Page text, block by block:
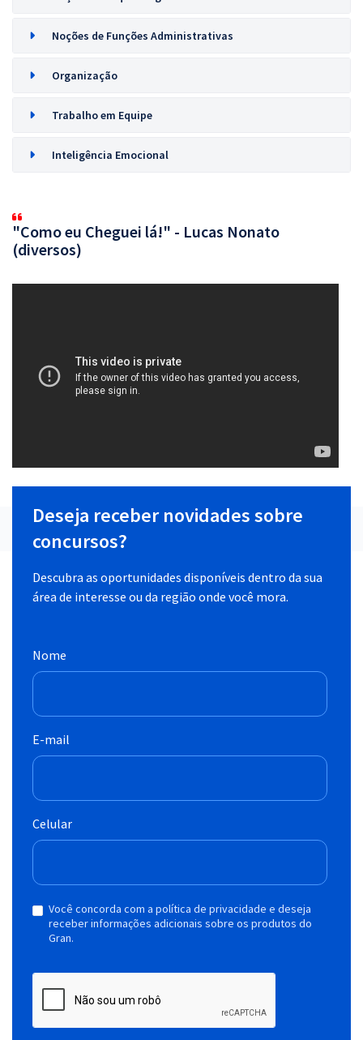
Noções de Funções Administrativas
Organização
Trabalho em Equipe
Inteligência Emocional
"Como eu Cheguei lá!" - Lucas Nonato
(diversos)
Deseja receber novidades sobre
concursos?
Descubra as oportunidades disponíveis dentro da sua
área de interesse ou da região onde você mora.
Nome
E-mail
Celular
Você concorda com a política de privacidade e deseja
receber informações adicionais sobre os produtos do
Gran.